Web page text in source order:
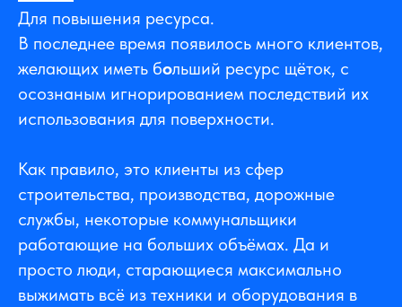
Для повышения ресурса.
В последнее время появилось много клиентов,
желающих иметь больший ресурс щёток, с
осознаным игнорированием последствий их
использования для поверхности.
Как правило, это клиенты из сфер
строительства, производства, дорожные
службы, некоторые коммунальщики
работающие на больших объёмах. Да и
просто люди, старающиеся максимально
выжимать всё из техники и оборудования в